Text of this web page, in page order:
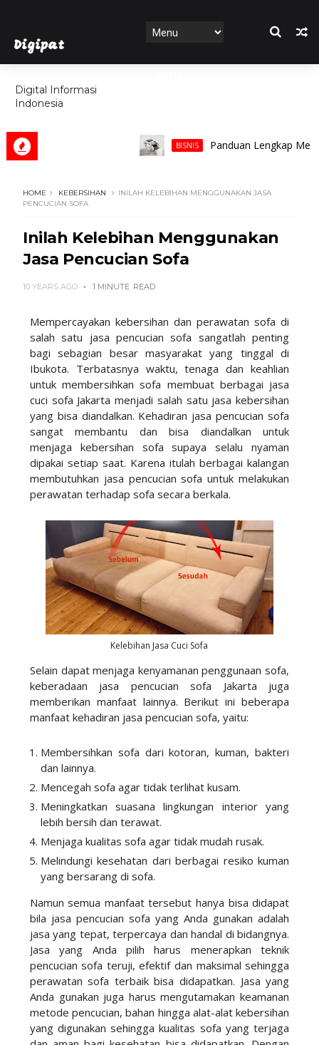
Digipat
Digital Informasi
Indonesia
FEATURES
BISNIS Panduan Lengkap Memilih
HOME KEBERSIHAN
INILAH KELEBIHAN MENGGUNAKAN JASA
PENCUCIAN SOFA
Inilah Kelebihan Menggunakan
Jasa Pencucian Sofa
10 YEARS AGO 1 MINUTE READ
Mempercayakan kebersihan dan perawatan sofa di
salah satu jasa pencucian sofa sangatlah penting
bagi sebagian besar masyarakat yang tinggal di
Ibukota. Terbatasnya waktu, tenaga dan keahlian
untuk membersihkan sofa membuat berbagai jasa
cuci sofa Jakarta menjadi salah satu jasa kebersihan
yang bisa diandalkan. Kehadiran jasa pencucian sofa
sangat membantu dan bisa diandalkan untuk
menjaga kebersihan sofa supaya selalu nyaman
dipakai setiap saat. Karena itulah berbagai kalangan
membutuhkan jasa pencucian sofa untuk melakukan
perawatan terhadap sofa secara berkala.
Kelebihan Jasa Cuci Sofa
Selain dapat menjaga kenyamanan penggunaan sofa,
keberadaan jasa pencucian sofa Jakarta juga
memberikan manfaat lainnya. Berikut ini beberapa
manfaat kehadiran jasa pencucian sofa, yaitu:
Membersihkan sofa dari kotoran, kuman, bakteri
dan lainnya.
Mencegah sofa agar tidak terlihat kusam.
Meningkatkan suasana lingkungan interior yang
lebih bersih dan terawat.
Menjaga kualitas sofa agar tidak mudah rusak.
Melindungi kesehatan dari berbagai resiko kuman
yang bersarang di sofa.
Namun semua manfaat tersebut hanya bisa didapat
bila jasa pencucian sofa yang Anda gunakan adalah
jasa yang tepat, terpercaya dan handal di bidangnya.
Jasa yang Anda pilih harus menerapkan teknik
pencucian sofa teruji, efektif dan maksimal sehingga
perawatan sofa terbaik bisa didapatkan. Jasa yang
Anda gunakan juga harus mengutamakan keamanan
metode pencucian, bahan hingga alat-alat kebersihan
yang digunakan sehingga kualitas sofa yang terjaga